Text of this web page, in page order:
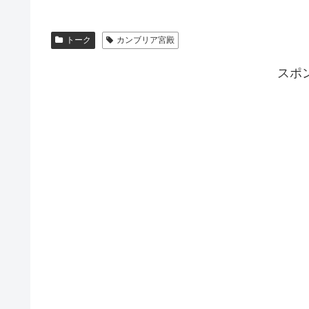
トーク カンブリア宮殿
スポ